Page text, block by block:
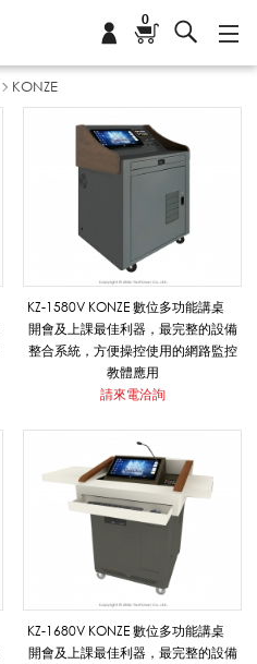
0
KONZE
KZ-1580V KONZE 數位多功能講桌
開會及上課最佳利器，最完整的設備
整合系統，方便操控使用的網路監控
教體應用
請來電洽詢
KZ-1680V KONZE 數位多功能講桌
開會及上課最佳利器，最完整的設備